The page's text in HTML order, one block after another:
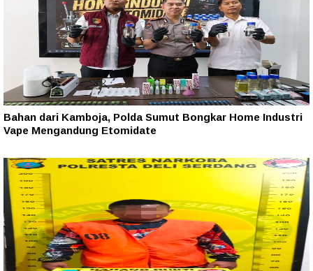
Bahan dari Kamboja, Polda Sumut Bongkar Home Industri
Vape Mengandung Etomidate